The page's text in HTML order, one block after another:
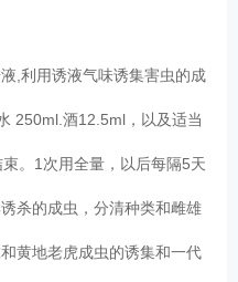
,利用诱液气味诱集害虫的成
250ml.酒12.5ml，以及适当
。1次用全量，以后每隔5天
杀的成虫，分清种类和雌雄
黄地老虎成虫的诱集和一代